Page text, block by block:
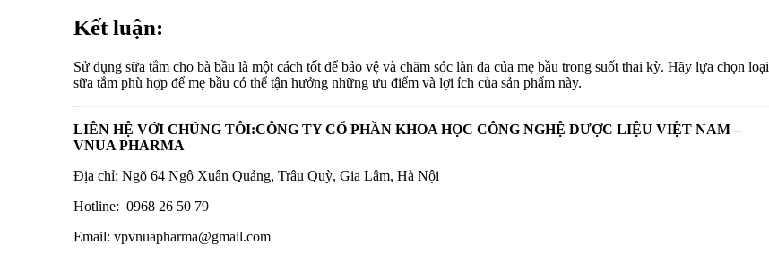
Kết luận:
Sử dụng sữa tắm cho bà bầu là một cách tốt để bảo vệ và chăm sóc làn da của mẹ bầu trong suốt thai kỳ. Hãy lựa chọn loại
sữa tắm phù hợp để mẹ bầu có thể tận hưởng những ưu điểm và lợi ích của sản phẩm này.
LIÊN HỆ VỚI CHÚNG TÔI:CÔNG TY CỔ PHẦN KHOA HỌC CÔNG NGHỆ DƯỢC LIỆU VIỆT NAM –
VNUA PHARMA
Địa chỉ: Ngõ 64 Ngô Xuân Quảng, Trâu Quỳ, Gia Lâm, Hà Nội
Hotline: 0968 26 50 79
Email: vpvnuapharma@gmail.com